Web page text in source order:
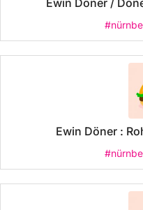
Ewin Döner /
Ewin Döner :